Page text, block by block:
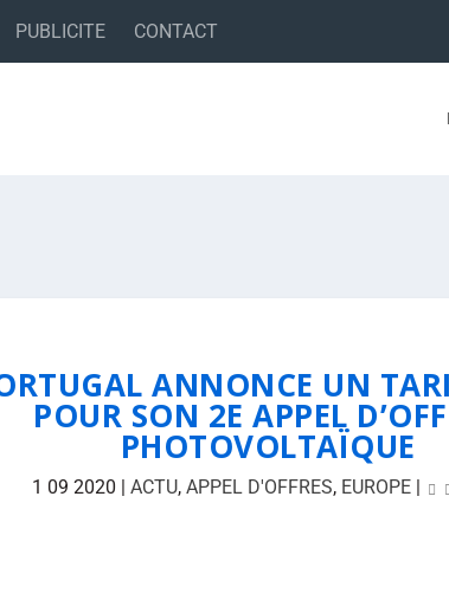
PUBLICITE CONTACT
ANNONCE UN
POUR SON 2E APPEL
PHOTOVOLTAÏQUE
1 09 2020 | ACTU, APPEL D'OFFRES, EUROPE |